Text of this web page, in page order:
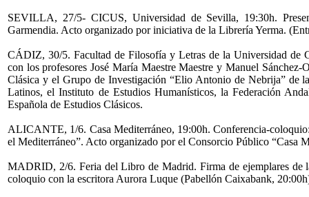
SEVILLA, 27/5- CICUS, Universidad de Sevilla, 19:30h.
Garmendia. Acto organizado por iniciativa de la Librería Yerma.
CÁDIZ, 30/5. Facultad de Filosofía y Letras de la Universidad de
con los profesores José María Maestre Maestre y Manuel
Clásica y el Grupo de Investigación “Elio Antonio de Nebrija” de
Latinos, el Instituto de Estudios Humanísticos, la Federación
Española de Estudios Clásicos.
ALICANTE, 1/6. Casa Mediterráneo, 19:00h. Conferencia-
el Mediterráneo”. Acto organizado por el Consorcio Público “Casa
MADRID, 2/6. Feria del Libro de Madrid. Firma de ejemplares de
coloquio con la escritora Aurora Luque (Pabellón Caixabank,